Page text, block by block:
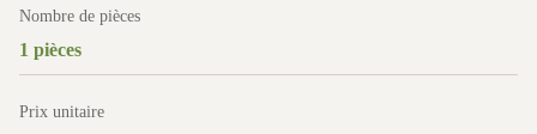
Nombre de pièces
1 pièces
Prix unitaire